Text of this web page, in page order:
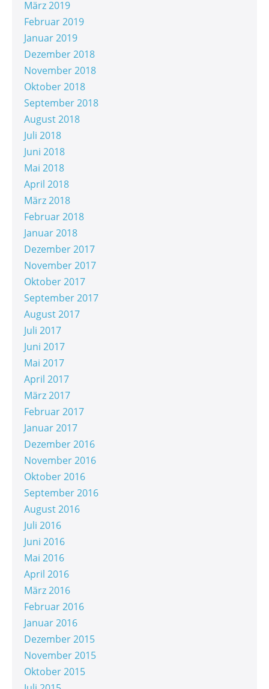
März 2019
Februar 2019
Januar 2019
Dezember 2018
November 2018
Oktober 2018
September 2018
August 2018
Juli 2018
Juni 2018
Mai 2018
April 2018
März 2018
Februar 2018
Januar 2018
Dezember 2017
November 2017
Oktober 2017
September 2017
August 2017
Juli 2017
Juni 2017
Mai 2017
April 2017
März 2017
Februar 2017
Januar 2017
Dezember 2016
November 2016
Oktober 2016
September 2016
August 2016
Juli 2016
Juni 2016
Mai 2016
April 2016
März 2016
Februar 2016
Januar 2016
Dezember 2015
November 2015
Oktober 2015